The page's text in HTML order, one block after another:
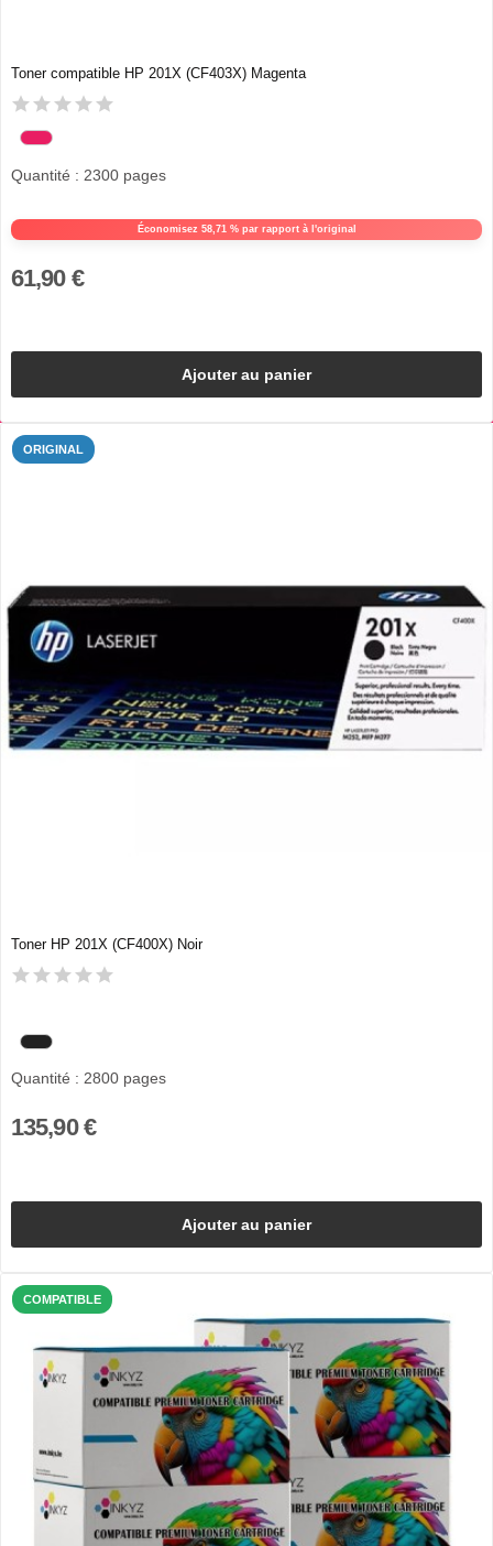
Toner compatible HP 201X (CF403X) Magenta
Économisez 58,71 % par rapport à l'original
Quantité : 2300 pages
61,90 €
Ajouter au panier
ORIGINAL
Toner HP 201X (CF400X) Noir
Quantité : 2800 pages
135,90 €
Ajouter au panier
COMPATIBLE